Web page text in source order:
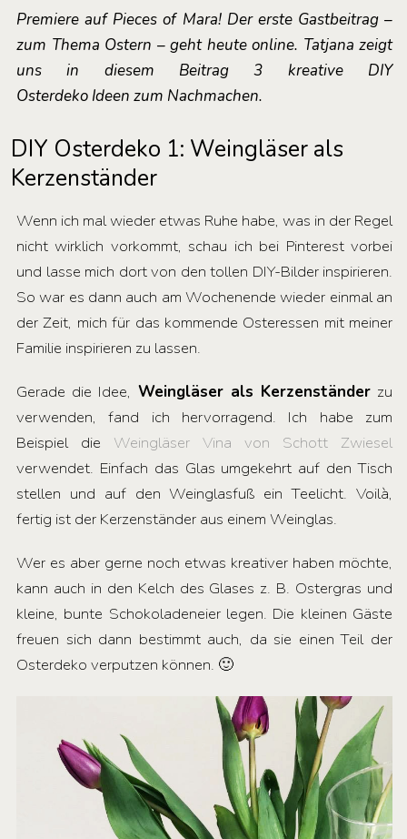
Premiere auf Pieces of Mara! Der erste Gastbeitrag –
zum Thema Ostern – geht heute online. Tatjana zeigt
uns in diesem Beitrag 3 kreative DIY
Osterdeko Ideen zum Nachmachen.
DIY Osterdeko 1: Weingläser als
Kerzenständer
Wenn ich mal wieder etwas Ruhe habe, was in der Regel
nicht wirklich vorkommt, schau ich bei Pinterest vorbei
und lasse mich dort von den tollen DIY-Bilder inspirieren.
So war es dann auch am Wochenende wieder einmal an
der Zeit, mich für das kommende Osteressen mit meiner
Familie inspirieren zu lassen.
Gerade die Idee, Weingläser als Kerzenständerzu
verwenden, fand ich hervorragend. Ich habe zum
Beispiel die Weingläser Vina von Schott Zwiesel
verwendet. Einfach das Glas umgekehrt auf den Tisch
stellen und auf den Weinglasfuß ein Teelicht. Voilà,
fertig ist der Kerzenständer aus einem Weinglas.
Wer es aber gerne noch etwas kreativer haben möchte,
kann auch in den Kelch des Glases z. B. Ostergras und
kleine, bunte Schokoladeneier legen. Die kleinen Gäste
freuen sich dann bestimmt auch, da sie einen Teil der
Osterdeko verputzen können. 🙂